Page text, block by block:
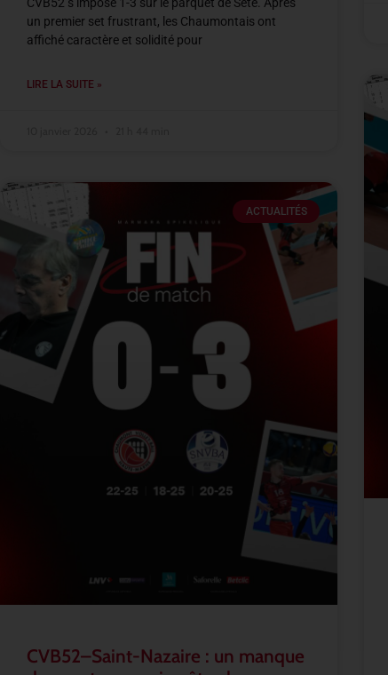
un premier set frustrant, les Chaumontais ont
affiché caractère et solidité pour
LIRE LA SUITE »
ACTUALITÉS
CVB52–Saint-Nazaire : un manque